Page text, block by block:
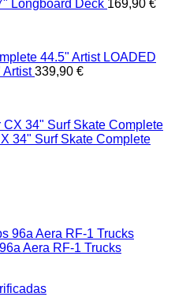
Longboard Deck 169,90 €
LOADED
Artist 339,90 €
34" Surf Skate Complete
Aera RF-1 Trucks